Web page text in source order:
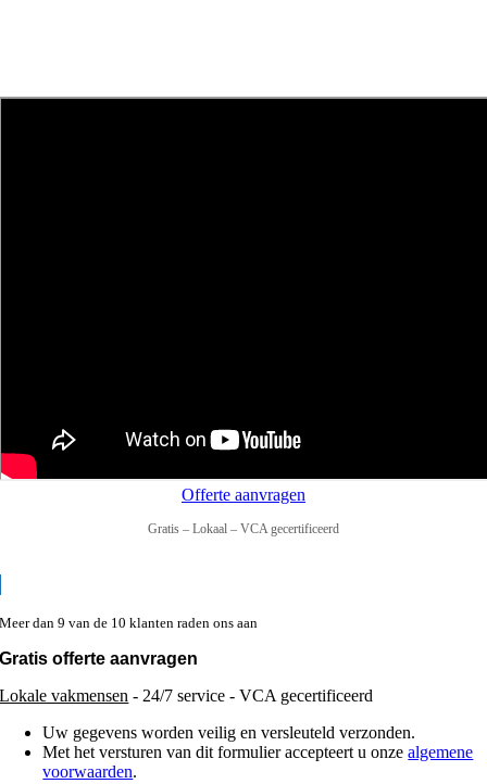
Offerte aanvragen
Gratis – Lokaal – VCA gecertificeerd
Meer dan 9 van de 10 klanten raden ons aan
Gratis offerte aanvragen
Lokale vakmensen - 24/7 service - VCA gecertificeerd
Uw gegevens worden veilig en versleuteld verzonden.
Met het versturen van dit formulier accepteert u onzealgemene
voorwaarden.